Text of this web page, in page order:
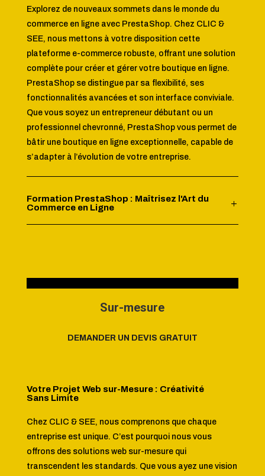
Explorez de nouveaux sommets dans le monde du
commerce en ligne avec PrestaShop. Chez CLIC &
SEE, nous mettons à votre disposition cette
plateforme e-commerce robuste, offrant une solution
complète pour créer et gérer votre boutique en ligne.
PrestaShop se distingue par sa flexibilité, ses
fonctionnalités avancées et son interface conviviale.
Que vous soyez un entrepreneur débutant ou un
professionnel chevronné, PrestaShop vous permet de
bâtir une boutique en ligne exceptionnelle, capable de
s’adapter à l’évolution de votre entreprise.
Formation PrestaShop : Maîtrisez l'Art du
Commerce en Ligne
Sur-mesure
DEMANDER UN DEVIS GRATUIT
Votre Projet Web sur-Mesure : Créativité
Sans Limite
Chez CLIC & SEE, nous comprenons que chaque
entreprise est unique. C’est pourquoi nous vous
offrons des solutions web sur-mesure qui
transcendent les standards. Que vous ayez une vision